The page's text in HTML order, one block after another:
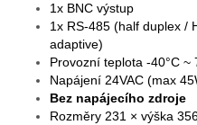
1x BNC výstup
1x RS-485 (half duplex /
adaptive)
Provozní teplota -40°C ~
Napájení 24VAC (max
Bez napájecího zdroje
Rozměry 231 × výška